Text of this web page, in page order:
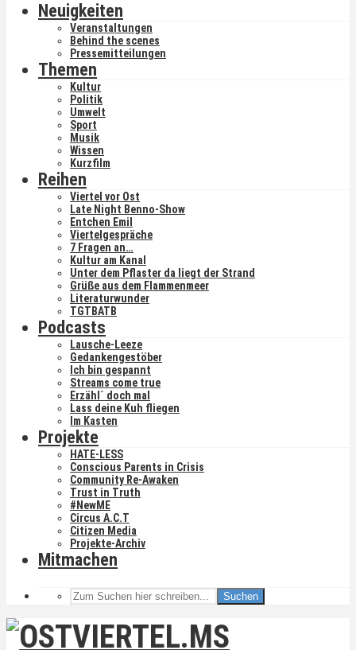
Neuigkeiten
Veranstaltungen
Behind the scenes
Pressemitteilungen
Themen
Kultur
Politik
Umwelt
Sport
Musik
Wissen
Kurzfilm
Reihen
Viertel vor Ost
Late Night Benno-Show
Entchen Emil
Viertelgespräche
7 Fragen an…
Kultur am Kanal
Unter dem Pflaster da liegt der Strand
Grüße aus dem Flammenmeer
Literaturwunder
TGTBATB
Podcasts
Lausche-Leeze
Gedankengestöber
Ich bin gespannt
Streams come true
Erzähl´ doch mal
Lass deine Kuh fliegen
Im Kasten
Projekte
HATE-LESS
Conscious Parents in Crisis
Community Re-Awaken
Trust in Truth
#NewME
Circus A.C.T
Citizen Media
Projekte-Archiv
Mitmachen
Suchen